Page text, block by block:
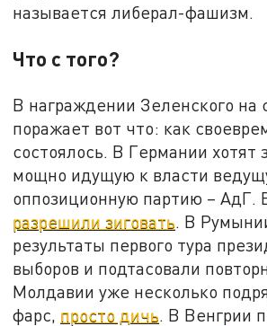
называется либерал-фашизм.
Что с того?
В награждении Зеленского на
поражает вот что: как
состоялось. В Германии хотят
мощно идущую к власти
оппозиционную партию – АдГ.
разрешили зиговать. В
результаты первого тура
выборов и подтасовали
Молдавии уже несколько
фарс, просто дичь. В Венгрии